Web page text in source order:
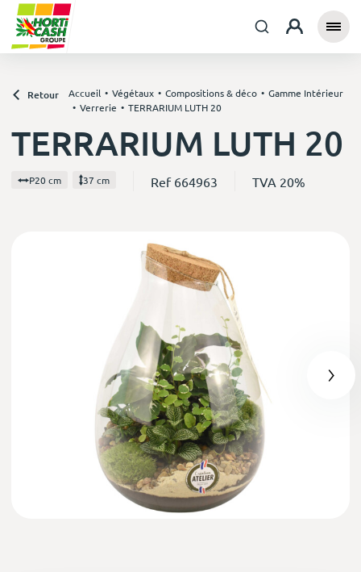
Retour Accueil Végétaux Compositions & déco
Gamme Intérieur
Verrerie
TERRARIUM LUTH 20
TERRARIUM LUTH 20
P20 cm 37 cm Ref 664963 TVA 20%